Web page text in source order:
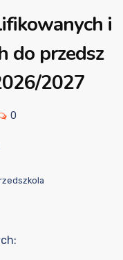
i
do przedsz
2027
0